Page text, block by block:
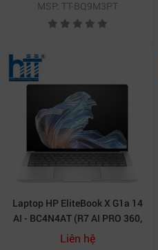
Cảm ứng | Win 11 | Bạc)
MSP: TT-BQ9M3PT
Laptop HP EliteBook X G1a 14
AI - BC4N4AT (R7 AI PRO 360,
32GB, 1TB, 2.8K OLED 120Hz,
Liên hệ